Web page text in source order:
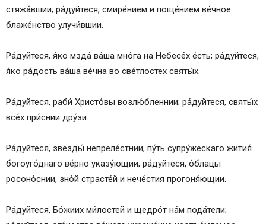
стяжа́вшии; ра́дуйтеся, смире́нием и поще́нием ве́чное
блаже́нство улучи́вшии.
Ра́дуйтеся, я́ко мзда́ ва́ша мно́га на Небесе́х е́сть; ра́дуйтеся,
я́ко ра́дость ва́ша ве́чна во све́тлостех святы́х.
Ра́дуйтеся, раби́ Христо́вы возлю́бленнии; ра́дуйтеся, святы́х
все́х при́снии дру́зи.
Ра́дуйтеся, звезды́ непреле́стнии, пу́ть супру́жескаго жития́
богоуго́днаго ве́рно указу́ющии; ра́дуйтеся, о́блацы
росоно́снии, зно́й страсте́й и нече́стия прогоня́ющии.
Ра́дуйтеся, Бо́жиих ми́лостей и щедро́т на́м пода́тели;